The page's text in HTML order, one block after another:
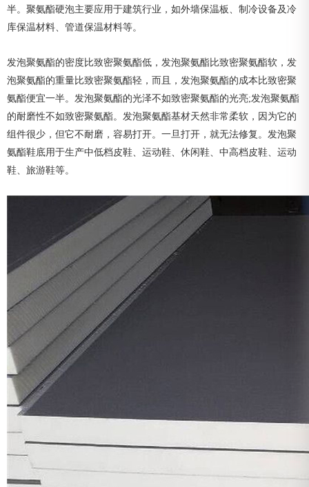
半。聚氨酯硬泡主要应用于建筑行业，如外墙保温板、制冷设备及冷
库保温材料、管道保温材料等。
发泡聚氨酯的密度比致密聚氨酯低，发泡聚氨酯比致密聚氨酯软，发
泡聚氨酯的重量比致密聚氨酯轻，而且，发泡聚氨酯的成本比致密聚
氨酯便宜一半。发泡聚氨酯的光泽不如致密聚氨酯的光亮;发泡聚氨酯
的耐磨性不如致密聚氨酯。发泡聚氨酯基材天然非常柔软，因为它的
组件很少，但它不耐磨，容易打开。一旦打开，就无法修复。发泡聚
氨酯鞋底用于生产中低档皮鞋、运动鞋、休闲鞋、中高档皮鞋、运动
鞋、旅游鞋等。